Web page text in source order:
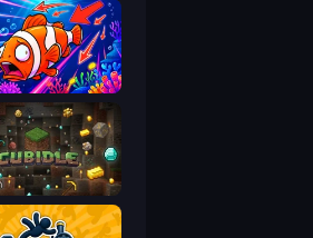
Fish Catch Idle
Cubidle